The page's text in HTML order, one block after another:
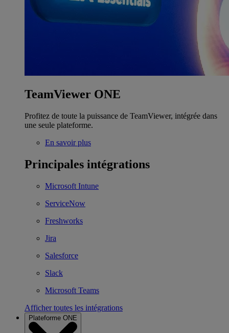
TeamViewer ONE
Profitez de toute la puissance de TeamViewer, intégrée dans
une seule plateforme.
En savoir plus
Principales intégrations
Microsoft Intune
ServiceNow
Freshworks
Jira
Salesforce
Slack
Microsoft Teams
Afficher toutes les intégrations
Plateforme ONE